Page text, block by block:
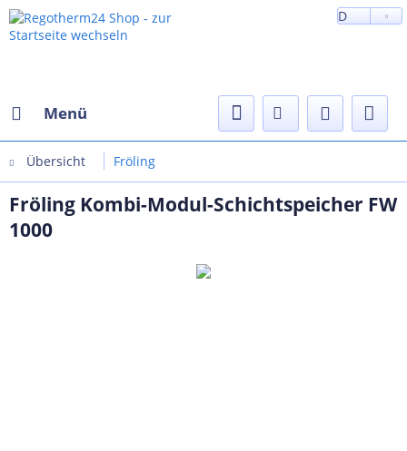
D
Menü
Übersicht Fröling
Fröling Kombi-Modul-Schichtspeicher FW
1000